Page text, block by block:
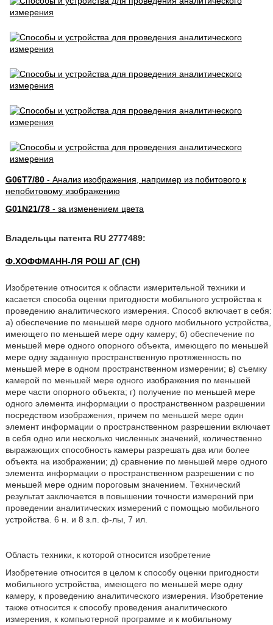
G06T7/80- Анализ изображения, например из побитового к
непобитовому изображению
G01N21/78- за изменением цвета
Владельцы патента RU 2777489:
Ф.ХОФФМАНН-ЛЯ РОШ АГ (CH)
Изобретение относится к области измерительной техники и
касается способа оценки пригодности мобильного устройства к
проведению аналитического измерения. Способ включает в себя:
а) обеспечение по меньшей мере одного мобильного устройства,
имеющего по меньшей мере одну камеру; б) обеспечение по
меньшей мере одного опорного объекта, имеющего по меньшей
мере одну заданную пространственную протяженность по
меньшей мере в одном пространственном измерении; в) съемку
камерой по меньшей мере одного изображения по меньшей
мере части опорного объекта; г) получение по меньшей мере
одного элемента информации о пространственном разрешении
посредством изображения, причем по меньшей мере один
элемент информации о пространственном разрешении включает
в себя одно или несколько численных значений, количественно
выражающих способность камеры разрешать два или более
объекта на изображении; д) сравнение по меньшей мере одного
элемента информации о пространственном разрешении с по
меньшей мере одним пороговым значением. Технический
результат заключается в повышении точности измерений при
проведении аналитических измерений с помощью мобильного
устройства. 6 н. и 8 з.п. ф-лы, 7 ил.
Область техники, к которой относится изобретение
Изобретение относится в целом к способу оценки пригодности
мобильного устройства, имеющего по меньшей мере одну
камеру, к проведению аналитического измерения. Изобретение
также относится к способу проведения аналитического
измерения, к компьютерной программе и к мобильному